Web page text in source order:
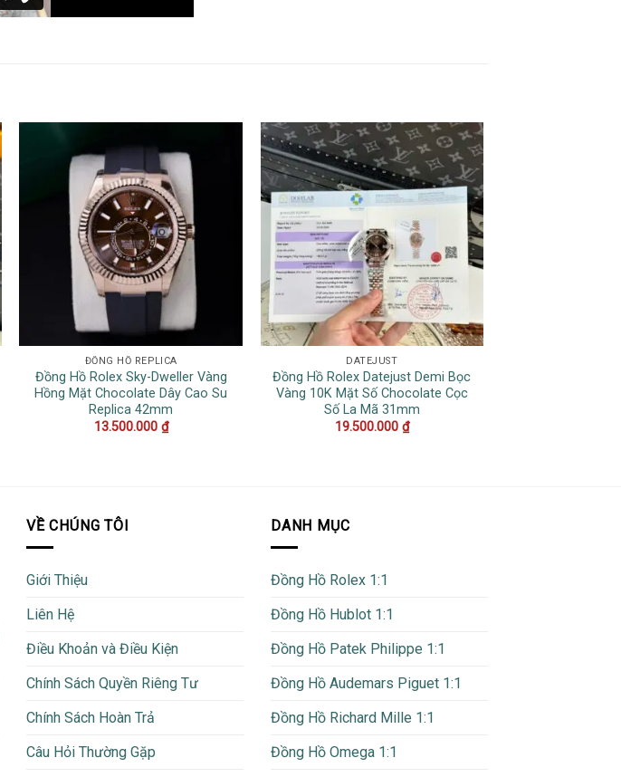
ĐỒNG HỒ REPLICA
Đồng Hồ Rolex Sky-Dweller Vàng
Hồng Mặt Chocolate Dây Cao Su
Replica 42mm
13.500.000 ₫
DATEJUST
Đồng Hồ Rolex Datejust Demi Bọc
Vàng 10K Mặt Số Chocolate Cọc
Số La Mã 31mm
19.500.000 ₫
VỀ CHÚNG TÔI
Giới Thiệu
Liên Hệ
Điều Khoản và Điều Kiện
Chính Sách Quyền Riêng Tư
Chính Sách Hoàn Trả
Câu Hỏi Thường Gặp
DANH MỤC
Đồng Hồ Rolex 1:1
Đồng Hồ Hublot 1:1
Đồng Hồ Patek Philippe 1:1
Đồng Hồ Audemars Piguet 1:1
Đồng Hồ Richard Mille 1:1
Đồng Hồ Omega 1:1